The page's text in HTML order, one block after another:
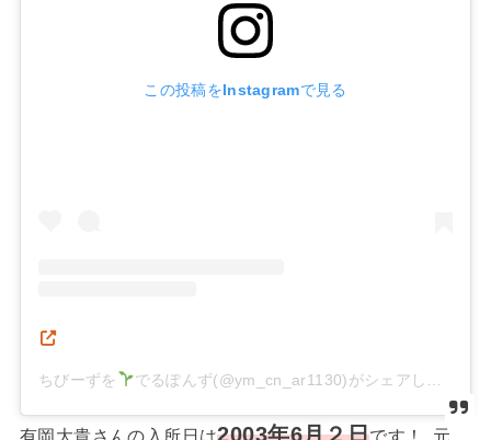
この投稿をInstagramで見る
ちびーずを でるぽんず(@ym_cn_ar1130)がシェアした投稿
有岡大貴さんの入所日は2003年6月２日です！ 元